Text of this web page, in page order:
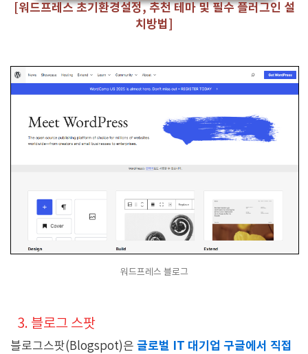
[워드프레스 초기환경설정, 추천 테마 및 필수 플러그인 설
치방법]
워드프레스 블로그
3. 블로그 스팟
블로그스팟(Blogspot)은 글로벌 IT 대기업 구글에서 직접